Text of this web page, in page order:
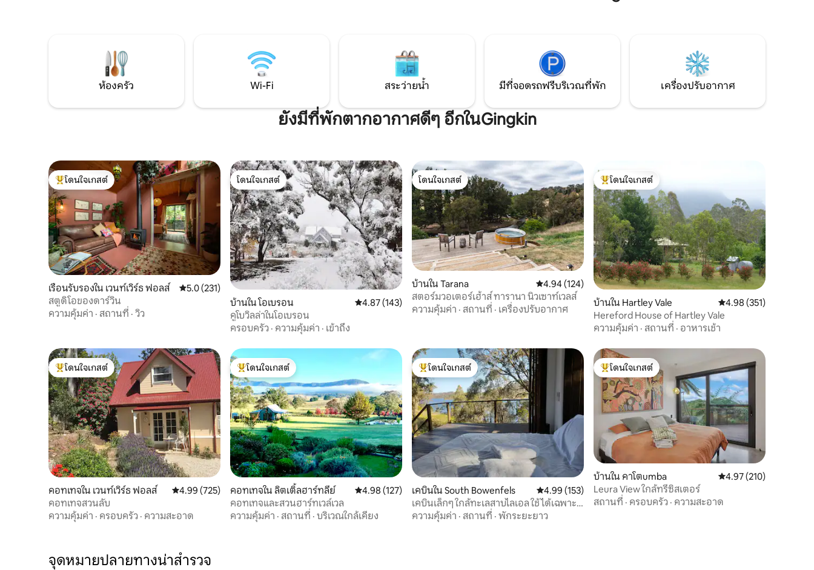
ซาวน่าจะเปิดให้บริการในช่วงกลางเดือน
จุดชมวิวที่เป็นเอกลักษณ์และทางเดินไม้ที่
น่าทึ่งเพียงไม่กี่ก้าวจากหน้าประตูบ้านของ
ยอดเขาและธรรมชาติเป็นเพื่อนบ้านที่ใกล้
ที่สุดของคุณ
ห้องครัว Wi-Fi สระว่ายน้ำ มีที่จอดรถฟรีบริเวณที่พัก เครื่องปรับอากาศ
ยังมีที่พักตากอากาศดีๆ อีกในGingkin
โดนใจเกสต์ที่สุด
โดนใจเกสต์
เรือนรับรองใน เวนท์เวิร์ธ ฟอลส์ คะแนนเฉลี่ย 5.0 จาก 5, 231 รีวิว
5.0 (231)
สตูดิโอของดาร์วิน
ความคุ้มค่า · สถานที่ · วิว
โดนใจเกสต์
โดนใจเกสต์
บ้านใน โอเบรอน คะแนนเฉลี่ย 4.87 จาก 5, 143 รีวิว
4.87 (143)
คูโบวิลล่าในโอเบรอน
ครอบครัว · ความคุ้มค่า · เข้าถึง
โดนใจเกสต์
โดนใจเกสต์
บ้านใน Tarana คะแนนเฉลี่ย 4.94 จาก 5, 124 รีวิว
4.94 (124)
สตอร์มวอเตอร์เฮ้าส์ ทารานา นิวเซาท์เวลส์
ความคุ้มค่า · สถานที่ · เครื่องปรับอากาศ
โดนใจเกสต์ที่สุด
โดนใจเกสต์
บ้านใน Hartley Vale คะแนนเฉลี่ย 4.98 จาก
4.98 (351)
Hereford House of Hartley Vale
ความคุ้มค่า · สถานที่ · อาหารเช้า
โดนใจเกสต์ที่สุด
โดนใจเกสต์
คอทเทจใน เวนท์เวิร์ธ ฟอลส์ คะแนนเฉลี่ย 4.99 จาก 5, 725 รีวิว
4.99 (725)
คอทเทจสวนลับ
ความคุ้มค่า · ครอบครัว · ความสะอาด
โดนใจเกสต์ที่สุด
โดนใจเกสต์
คอทเทจใน ลิตเติ้ลฮาร์ทลีย์ คะแนนเฉลี่ย 4.98 จาก 5, 127 รีวิว
4.98 (127)
คอทเทจและสวนฮาร์ทเวล์เวล
ความคุ้มค่า · สถานที่ · บริเวณใกล้เคียง
โดนใจเกสต์ที่สุด
โดนใจเกสต์
เคบินใน South Bowenfels คะแนนเฉลี่ย 4.99 จาก 5, 153 รีวิว
4.99 (153)
เคบินเล็กๆ ใกล้ทะเลสาบไลเอล ใช้ได้เฉพาะ
รถ 4x4 และ AWD
ความคุ้มค่า · สถานที่ · พักระยะยาว
โดนใจเกสต์ที่สุด
โดนใจเกสต์
บ้านใน คาโตumba คะแนนเฉลี่ย 4.97 จาก
4.97 (210)
Leura View ใกล้ทรีซิสเตอร์
สถานที่ · ครอบครัว · ความสะอาด
จุดหมายปลายทางน่าสำรวจ